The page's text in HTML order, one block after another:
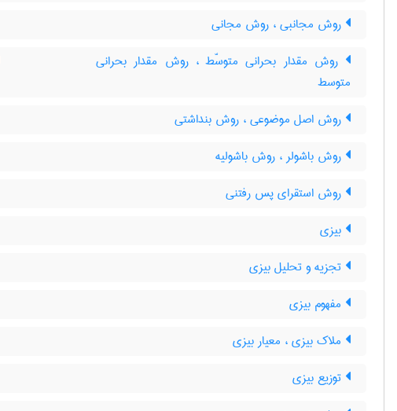
روش مجانبی ، روش مجانی
روش مقدار بحرانی متوسّط ، روش مقدار بحرانی
متوسط
روش اصل موضوعی ، روش بنداشتی
روش باشولر ، روش باشولیه
روش استقرای پس رفتنی
بیزی
تجزیه و تحلیل بیزی
مفهوم بیزی
ملاک بیزی ، معیار بیزی
توزیع بیزی